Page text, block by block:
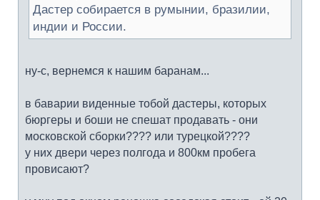
Дастер собирается в румынии, бразилии,
индии и России.
ну-с, вернемся к нашим баранам...
в баварии виденные тобой дастеры, которых
бюргеры и боши не спешат продавать - они
московской сборки???? или турецкой????
у них двери через полгода и 800км пробега
провисают?